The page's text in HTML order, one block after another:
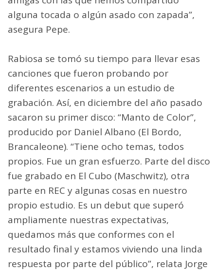
alguna tocada o algún asado con zapada”,
asegura Pepe.
Rabiosa se tomó su tiempo para llevar esas
canciones que fueron probando por
diferentes escenarios a un estudio de
grabación. Así, en diciembre del año pasado
sacaron su primer disco: “Manto de Color”,
producido por Daniel Albano (El Bordo,
Brancaleone). “Tiene ocho temas, todos
propios. Fue un gran esfuerzo. Parte del disco
fue grabado en El Cubo (Maschwitz), otra
parte en REC y algunas cosas en nuestro
propio estudio. Es un debut que superó
ampliamente nuestras expectativas,
quedamos más que conformes con el
resultado final y estamos viviendo una linda
respuesta por parte del público”, relata Jorge